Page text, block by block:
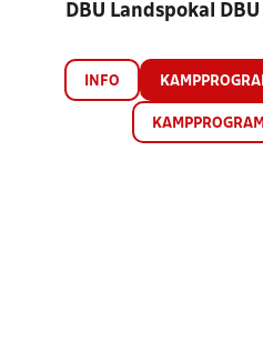
DBU Landspokal
INFO